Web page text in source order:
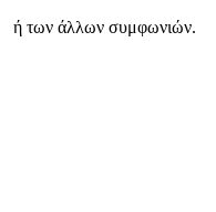
ή των άλλων συμφωνιών.